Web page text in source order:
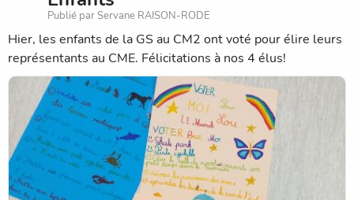
Publié par Servane RAISON-RODE
Hier, les enfants de la GS au CM2 ont voté pour élire leurs
représentants au CME. Félicitations à nos 4 élus!